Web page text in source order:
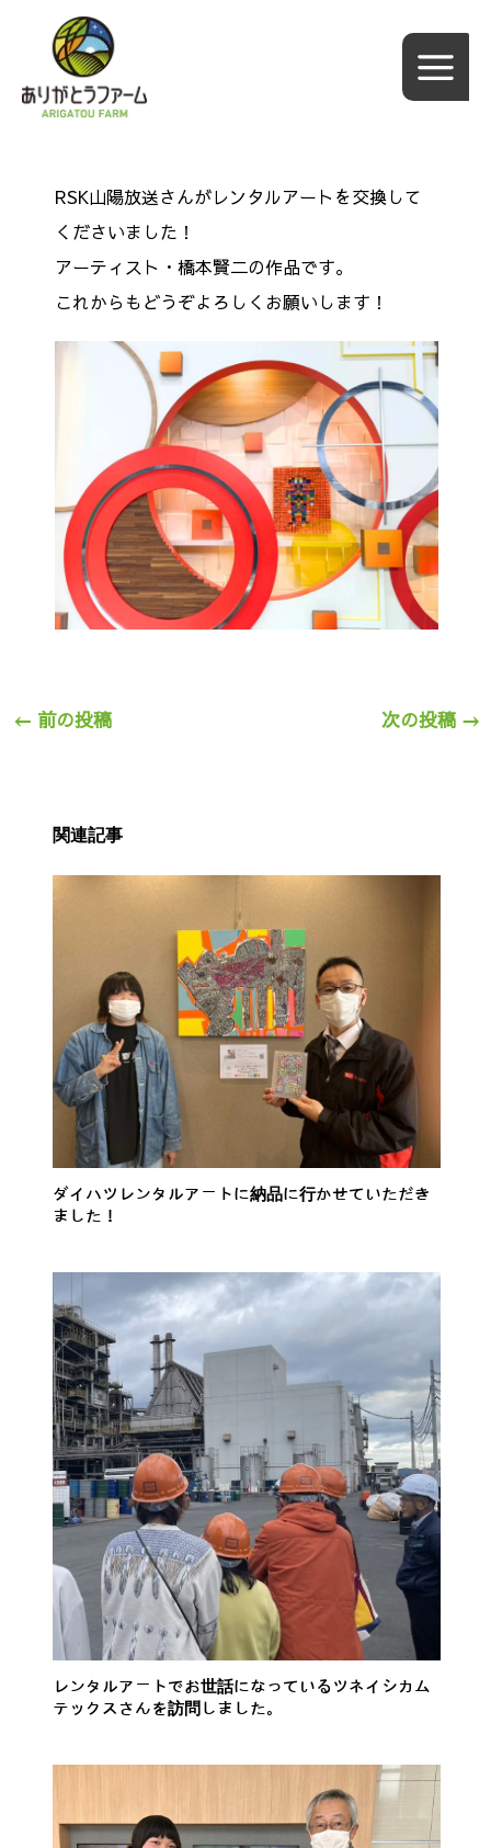
RSK山陽放送さんがレンタルアートを交換して
くださいました！
アーティスト・橋本賢二の作品です。
これからもどうぞよろしくお願いします！
← 前の投稿 次の投稿 →
関連記事
ダイハツレンタルアートに納品に行かせていただき
ました！
レンタルアートでお世話になっているツネイシカム
テックスさんを訪問しました。